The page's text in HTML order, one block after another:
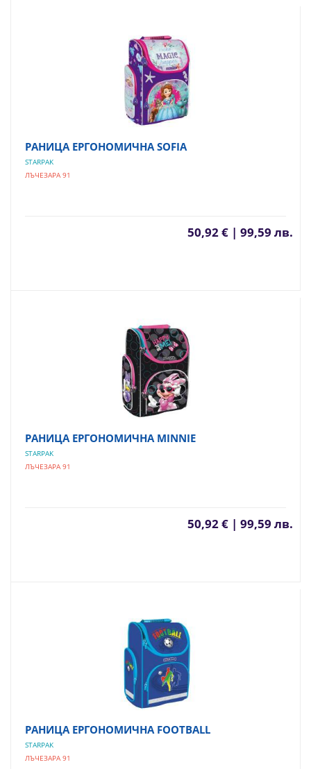
РАНИЦА ЕРГОНОМИЧНА SOFIA
STARPAK
ЛЪЧЕЗАРА 91
50,92 € | 99,59 лв.
РАНИЦА ЕРГОНОМИЧНА MINNIE
STARPAK
ЛЪЧЕЗАРА 91
50,92 € | 99,59 лв.
РАНИЦА ЕРГОНОМИЧНА FOOTBALL
STARPAK
ЛЪЧЕЗАРА 91